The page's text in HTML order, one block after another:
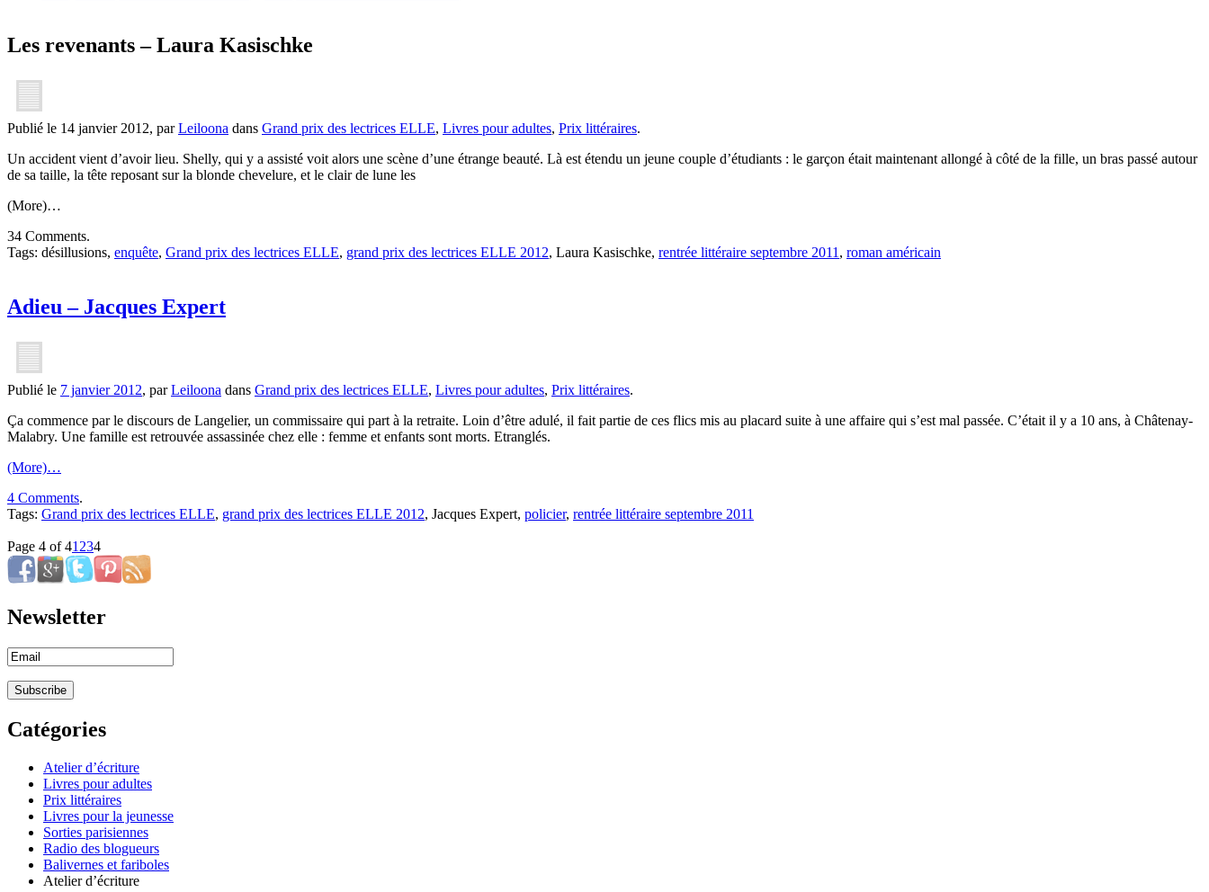
Les revenants – Laura Kasischke
Publié le 14 janvier 2012, parLeiloona dans Grand prix des lectrices ELLE, Livres pour adultes, Prix littéraires.
Un accident vient d’avoir lieu. Shelly, qui y a assisté voit alors une scène d’une étrange beauté. Là est étendu un jeune couple d’étudiants : le garçon était maintenant allongé à côté de la fille, un bras passé autour
de sa taille, la tête reposant sur la blonde chevelure, et le clair de lune les
(More)…
34 Comments.
Tags: désillusions, enquête, Grand prix des lectrices ELLE, grand prix des lectrices ELLE 2012, Laura Kasischke, rentrée littéraire septembre 2011 , roman américain
Adieu – Jacques Expert
Publié le 7 janvier 2012, parLeiloona dans Grand prix des lectrices ELLE, Livres pour adultes, Prix littéraires.
Ça commence par le discours de Langelier, un commissaire qui part à la retraite. Loin d’être adulé, il fait partie de ces flics mis au placard suite à une affaire qui s’est mal passée. C’était il y a 10 ans, à Châtenay-
Malabry. Une famille est retrouvée assassinée chez elle : femme et enfants sont morts. Etranglés.
(More)…
4 Comments.
Tags: Grand prix des lectrices ELLE, grand prix des lectrices ELLE 2012, Jacques Expert, policier, rentrée littéraire septembre 2011
Page 4 of 41 234
Newsletter
Catégories
Atelier d’écriture
Livres pour adultes
Prix littéraires
Livres pour la jeunesse
Sorties parisiennes
Radio des blogueurs
Balivernes et fariboles
Atelier d’écriture